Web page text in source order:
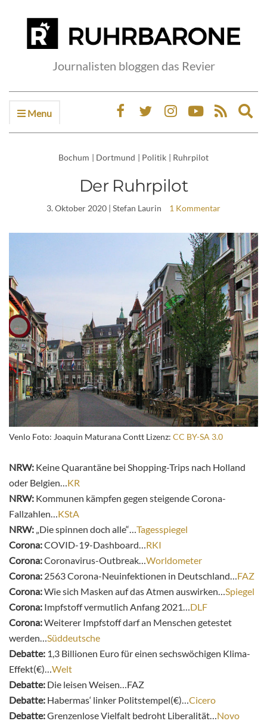
Journalisten bloggen das Revier
Menu
Bochum | Dortmund | Politik | Ruhrpilot
Der Ruhrpilot
3. Oktober 2020 | Stefan Laurin 1 Kommentar
Venlo Foto: Joaquin Maturana Contt Lizenz: CC BY-SA 3.0
NRW: Keine Quarantäne bei Shopping-Trips nach Holland
oder Belgien…KR
NRW: Kommunen kämpfen gegen steigende Corona-
Fallzahlen…KStA
NRW: „Die spinnen doch alle“…Tagesspiegel
Corona:COVID-19-Dashboard…RKI
Corona:Coronavirus-Outbreak…Worldometer
Corona: 2563 Corona-Neuinfektionen in Deutschland…FAZ
Corona:Wie sich Masken auf das Atmen auswirken…Spiegel
Corona: Impfstoff vermutlich Anfang 2021…DLF
Corona:Weiterer Impfstoff darf an Menschen getestet
werden…Süddeutsche
Debatte: 1,3 Billionen Euro für einen sechswöchigen Klima-
Effekt(€)…Welt
Debatte: Die leisen Weisen…FAZ
Debatte: Habermas‘ linker Politstempel(€)…Cicero
Debatte:Grenzenlose Vielfalt bedroht Liberalität…Novo